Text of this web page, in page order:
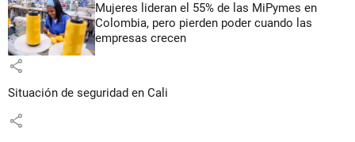
Mujeres lideran el 55% de las MiPymes en
Colombia, pero pierden poder cuando las
empresas crecen
share
Situación de seguridad en Cali
share